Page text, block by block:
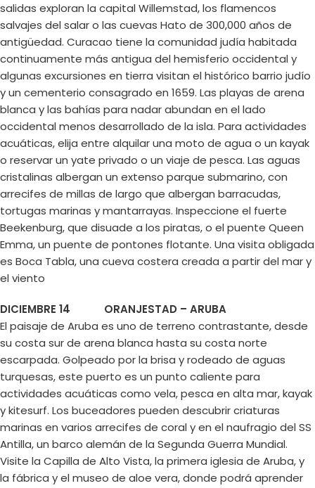
salidas exploran la capital Willemstad, los flamencos
salvajes del salar o las cuevas Hato de 300,000 años de
antigüedad. Curacao tiene la comunidad judía habitada
continuamente más antigua del hemisferio occidental y
algunas excursiones en tierra visitan el histórico barrio judío
y un cementerio consagrado en 1659. Las playas de arena
blanca y las bahías para nadar abundan en el lado
occidental menos desarrollado de la isla. Para actividades
acuáticas, elija entre alquilar una moto de agua o un kayak
o reservar un yate privado o un viaje de pesca. Las aguas
cristalinas albergan un extenso parque submarino, con
arrecifes de millas de largo que albergan barracudas,
tortugas marinas y mantarrayas. Inspeccione el fuerte
Beekenburg, que disuade a los piratas, o el puente Queen
Emma, un puente de pontones flotante. Una visita obligada
es Boca Tabla, una cueva costera creada a partir del mar y
el viento
DICIEMBRE 14 ORANJESTAD – ARUBA
El paisaje de Aruba es uno de terreno contrastante, desde
su costa sur de arena blanca hasta su costa norte
escarpada. Golpeado por la brisa y rodeado de aguas
turquesas, este puerto es un punto caliente para
actividades acuáticas como vela, pesca en alta mar, kayak
y kitesurf. Los buceadores pueden descubrir criaturas
marinas en varios arrecifes de coral y en el naufragio del SS
Antilla, un barco alemán de la Segunda Guerra Mundial.
Visite la Capilla de Alto Vista, la primera iglesia de Aruba, y
la fábrica y el museo de aloe vera, donde podrá aprender